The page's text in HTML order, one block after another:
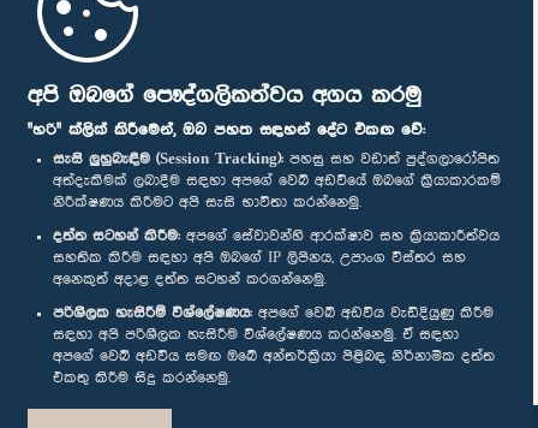
අපි ඔබගේ පෞද්ගලිකත්වය අගය කරමු
"හරි" ක්ලික් කිරීමෙන්, ඔබ පහත සඳහන් දේට එකඟ වේ:
සැසි ලුහුබැඳීම (Session Tracking): පහසු සහ වඩාත් පුද්ගලාරෝපිත
අත්දැකීමක් ලබාදීම සඳහා අපගේ වෙබ් අඩවියේ ඔබගේ ක්‍රියාකාරකම්
නිරීක්ෂණය කිරීමට අපි සැසි භාවිතා කරන්නෙමු.
දත්ත සටහන් කිරීම: අපගේ සේවාවන්හි ආරක්ෂාව සහ ක්‍රියාකාරීත්වය
සහතික කිරීම සඳහා අපි ඔබගේ IP ලිපිනය, උපාංග විස්තර සහ
අනෙකුත් අදාළ දත්ත සටහන් කරගන්නෙමු.
පරිශීලක හැසිරීම් විශ්ලේෂණය: අපගේ වෙබ් අඩවිය වැඩිදියුණු කිරීම
සඳහා අපි පරිශීලක හැසිරීම විශ්ලේෂණය කරන්නෙමු. ඒ සඳහා
අපගේ වෙබ් අඩවිය සමඟ ඔබේ අන්තර්ක්‍රියා පිළිබඳ නිර්නාමික දත්ත
එකතු කිරීම සිදු කරන්නෙමු.
ගරු එම්. රාමේෂ්වරන් මහතා, පා.ම.
පාර්ලිමේන්තු ජංගම යෙදුම
අප හා සම්බන්ධ වී සිටින්න :
සම්මාන
පෞද්ගලිකත්ව ප්‍රතිපත්තිය